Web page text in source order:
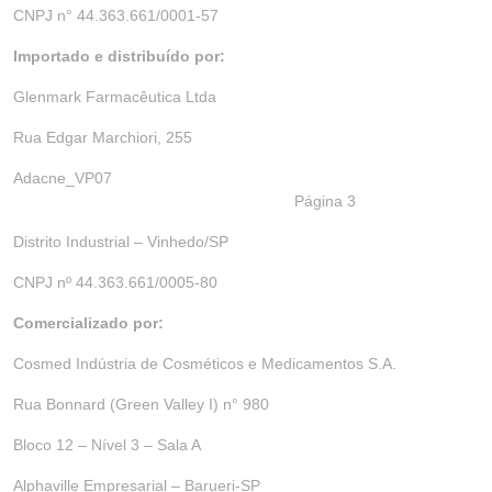
CNPJ n° 44.363.661/0001-57
Importado e distribuído por:
Glenmark Farmacêutica Ltda
Rua Edgar Marchiori, 255
Adacne_VP07
Página 3
Distrito Industrial – Vinhedo/SP
CNPJ nº 44.363.661/0005-80
Comercializado por:
Cosmed Indústria de Cosméticos e Medicamentos S.A.
Rua Bonnard (Green Valley I) n° 980
Bloco 12 – Nível 3 – Sala A
Alphaville Empresarial – Barueri-SP